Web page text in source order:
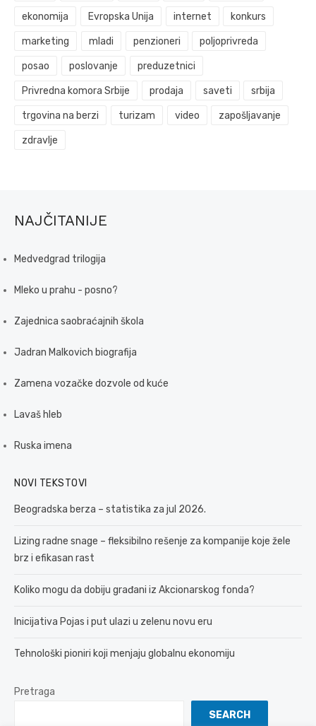
ekonomija Evropska Unija internet konkurs
marketing mladi penzioneri poljoprivreda
posao poslovanje preduzetnici
Privredna komora Srbije prodaja saveti srbija
trgovina na berzi turizam video zapošljavanje
zdravlje
NAJČITANIJE
Medvedgrad trilogija
Mleko u prahu - posno?
Zajednica saobraćajnih škola
Jadran Malkovich biografija
Zamena vozačke dozvole od kuće
Lavaš hleb
Ruska imena
NOVI TEKSTOVI
Beogradska berza – statistika za jul 2026.
Lizing radne snage – fleksibilno rešenje za kompanije koje žele
brz i efikasan rast
Koliko mogu da dobiju građani iz Akcionarskog fonda?
Inicijativa Pojas i put ulazi u zelenu novu eru
Tehnološki pioniri koji menjaju globalnu ekonomiju
Pretraga
SEARCH